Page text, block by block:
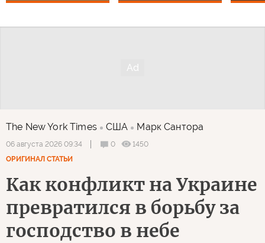
The New York Times США Марк Сантора
06 августа 2026 09:34 0
1450
ОРИГИНАЛ СТАТЬИ
Как конфликт на Украине
превратился в борьбу за
господство в небе